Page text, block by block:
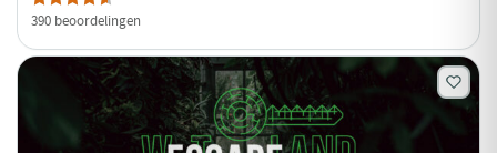
390 beoordelingen